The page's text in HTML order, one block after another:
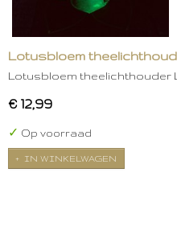
Lotusbloem
Lotusbloem theelichthouder
€ 12,99
✓ Op voorraad
IN WINKELWAGEN